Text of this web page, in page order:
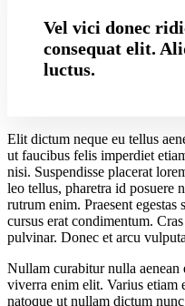
Vel vici donec
consequat elit.
luctus.
Elit dictum neque eu tellus
ut faucibus felis imperdiet
nisi. Suspendisse placerat
leo tellus, pharetra id posuere
rutrum enim. Praesent
cursus erat condimentum.
pulvinar. Donec et arcu
Nullam curabitur nulla aenean
viverra enim elit. Varius etiam
natoque ut nullam dictum